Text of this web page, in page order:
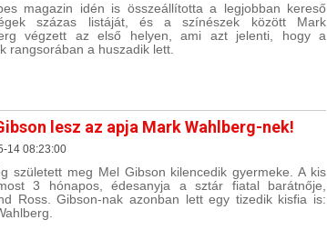
magazin idén is összeállította a legjobban kereső
százas listáját, és a színészek között Mark
végzett az első helyen, ami azt jelenti, hogy a
rangsorában a huszadik lett.
lesz az apja Mark Wahlberg-nek!
14 08:23:00
született meg Mel Gibson kilencedik gyermeke. A kis
3 hónapos, édesanyja a sztár fiatal barátnője,
Ross. Gibson-nak azonban lett egy tizedik kisfia is: